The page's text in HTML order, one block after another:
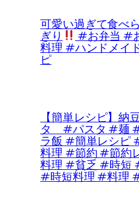
可愛い過ぎて食べ
ぎり #お弁当 #
料理 #ハンドメイ
ピ
【簡単レシピ】納
タ #パスタ #麺
ラ飯 #簡単レシピ
料理 #節約 #節約
料理 #貧乏 #時短
#時短料理 #料理